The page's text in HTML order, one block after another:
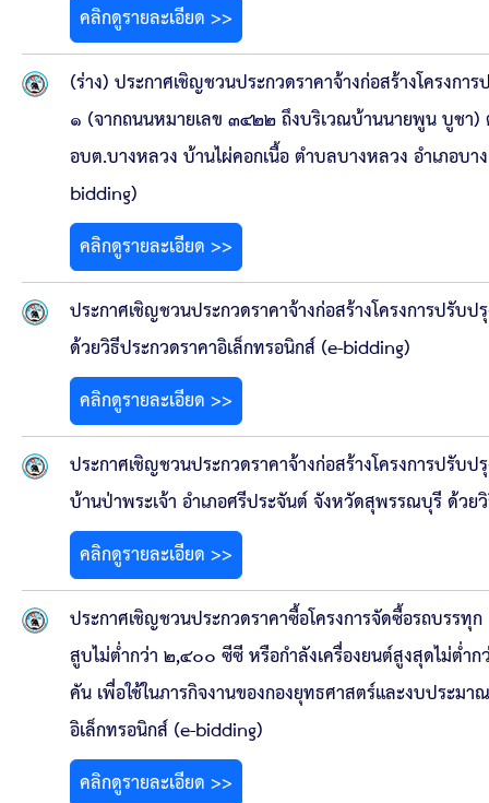
แบบฟอร์มการชำระภาษีฯ
การบริการแบบเบ็ดเสร็จ (One Stop Service)
หนังสือสั่งการ
สรุปผลการปฏิบัติงานประจำเดือน GPS
ระเบียบพัสดุฯ การจัดซื้อจัดจ้าง
การเสริมสร้างคุณธรรมจริยธรรม
ITA : การประเมินคุณธรรมและความโปร่งใสในการ
การจัดการความรู้ (KM)
ข้อระเบียบและกฎหมาย
มาตรฐานการปฏิบัติงาน
แผนพัฒนาท้องถิ่น ของอบจ.สุพรรณบุรี
ข้อบัญญัติงบประมาณรายจ่ายประจำปี ของ อบจ.สุ
ข้อบัญญัติอื่นๆ ของ อบจ.สุพรรณบุรี
คลิกดูรายละเอียด >>
(ร่าง) ประกาศเชิญชวนประกวดราคาจ้างก่อสร้างโครงก
๑ (จากถนนหมายเลข ๓๔๒๒ ถึงบริเวณบ้านนายพูน บูชา
อบต.บางหลวง บ้านไผ่คอกเนื้อ ตำบลบางหลวง อำเภอบ
bidding)
คลิกดูรายละเอียด >>
ประกาศเชิญชวนประกวดราคาจ้างก่อสร้างโครงการปรั
ด้วยวิธีประกวดราคาอิเล็กทรอนิกส์ (e-bidding)
คลิกดูรายละเอียด >>
ประกาศเชิญชวนประกวดราคาจ้างก่อสร้างโครงการปรั
บ้านป่าพระเจ้า อำเภอศรีประจันต์ จังหวัดสุพรรณบุรี ด้ว
คลิกดูรายละเอียด >>
ประกาศเชิญชวนประกวดราคาซื้อโครงการจัดซื้อรถบรร
สูบไม่ต่ำกว่า ๒,๔๐๐ ซีซี หรือกำลังเครื่องยนต์สูงสุดไม่ต่
คัน เพื่อใช้ในภารกิจงานของกองยุทธศาสตร์และงบประ
อิเล็กทรอนิกส์ (e-bidding)
คลิกดูรายละเอียด >>